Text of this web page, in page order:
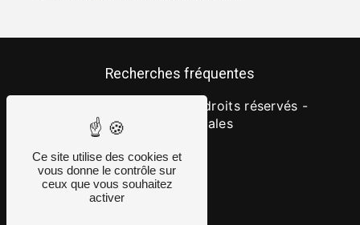
Recherches fréquentes
- 2026 - Tous droits réservés -
Mentions légales
Ce site utilise des cookies et
vous donne le contrôle sur
ceux que vous souhaitez
activer